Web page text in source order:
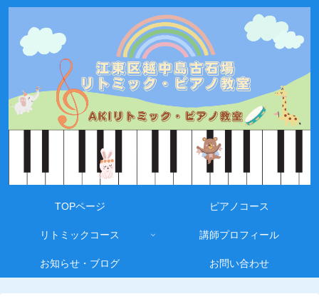
TOPページ ピアノコース
リトミックコース 講師プロフィール
お知らせ・ブログ お問い合わせ